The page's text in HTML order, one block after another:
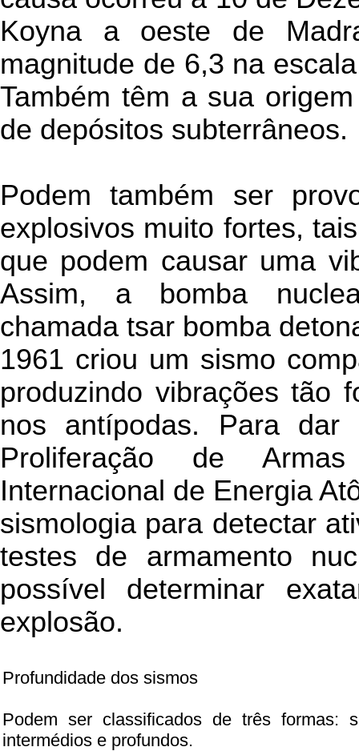
Koyna a oeste de
magnitude de 6,3 na
Também têm a sua
de depósitos subterrâneos.
Podem também ser
explosivos muito fortes,
que podem causar uma
Assim, a bomba
chamada tsar bomba
1961 criou um sismo
produzindo vibrações tão
nos antípodas. Para
Proliferação de
Internacional de Energia
sismologia para detectar
testes de armamento
possível determinar
explosão.
Profundidade dos sismos
Podem ser classificados de três formas:
intermédios e profundos.